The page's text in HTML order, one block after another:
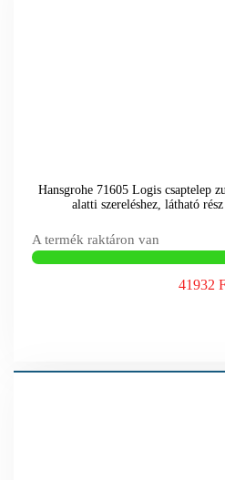
Hansgrohe 71605 Logis csaptelep
alatti szereléshez, látható
A termék raktáron van
41932